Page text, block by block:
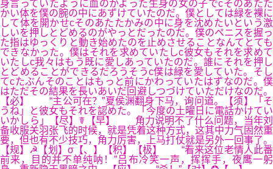
身言っていたように血のかよった生身の女の子でcそのあたた
かい体を僕の腕の中にあずけていたのだ。僕としては緑を裸に
して体を開かせcそのあたたかみの中に身を沈めたいという激
しいを押しとどめるのがやっとだったのだ。僕のペニスを握っ
た指はゆっくりと動き始めたのを止めさせることなんてとても
できなかった。僕はそれを求めていたしc彼女もそれを求めて
いたしc我々はもう既に愛しあっていたのだ。誰にそれを押し
とどめることができるだろうそうc僕は緑を愛していた。そし
てcたぶんそのことはもっと前にかわっていたはずなのだ。僕
はただその結果を長いあいだ回避しつづけていただけなのだ。
【必】 “主公可在？”夏侯渊翻身下马，询问道。【须】「そ
うね」と彼女もそれを認めた。「今度の土曜日に電話かけてい
いかしら」【尽】☤【早】 角力说明不了什么问题，当年刘
备收服关羽张飞的时候，就是凭着这种方式，这其中力气固然重
要，但也有不少技巧，角力厉害，上马打仗就是另外一回事了。
【规】☭【划】σ【、】【积】【极】 “看来这位老情人此番
前来，目的并不单纯呐！”吕布冷笑一声，挥挥手，夜鹰一躬